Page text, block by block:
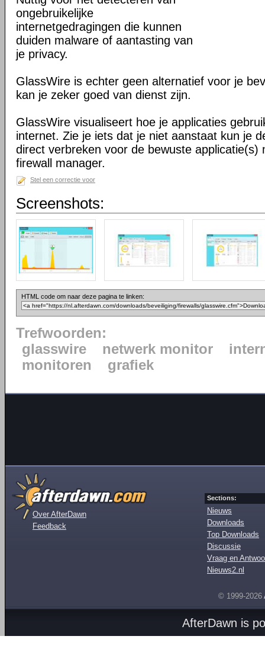
ongebruikelijke
internetgedragingen die kunnen
duiden malware of aantasting van
je privacy.
GlassWire is echter geen alternatief voor je
kan je zeker goed van dienst zijn.
GlassWire visualiseert hoe je applicaties
internet. Zie je iets dat je niet aanstaat kun je
direct verbreken voor de bewuste applicatie(s)
firewall manager.
Stel een correctie voor
Screenshots:
HTML code om naar deze pagina te linken:
Trefwoorden:
glasswire
netwerk monitor
monitoren
grafiek
Over AfterDawn
Feedback
Sections:
Nieuws
Downloads
Top Downloads
Discussie
Vraag en
Nieuws2.nl
© 1999-2026
AfterDawn is